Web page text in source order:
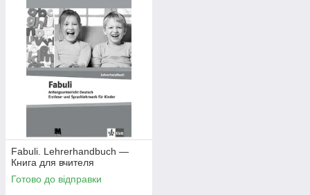
Fabuli. Lehrerhandbuch —
Книга для вчителя
Готово до відправки